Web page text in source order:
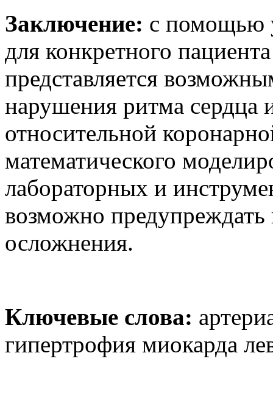
Заключение: с помощью
для конкретного
представляется
нарушения ритма сердца
относительной
математического
лабораторных и
возможно
осложнения.
Ключевые слова:
гипертрофия миокарда